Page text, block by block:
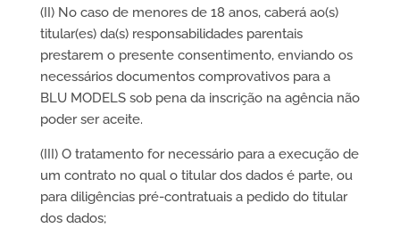
(II) No caso de menores de 18 anos, caberá ao(s)
titular(es) da(s) responsabilidades parentais
prestarem o presente consentimento, enviando os
necessários documentos comprovativos para a
BLU MODELS sob pena da inscrição na agência não
poder ser aceite.
(III) O tratamento for necessário para a execução de
um contrato no qual o titular dos dados é parte, ou
para diligências pré-contratuais a pedido do titular
dos dados;